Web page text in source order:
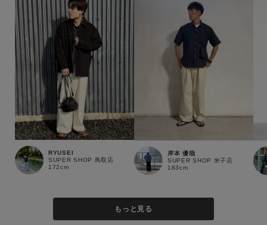
RYUSEI
SUPER SHOP 鳥取店
172cm
岸本 優哉
SUPER SHOP 米子店
183cm
もっと見る